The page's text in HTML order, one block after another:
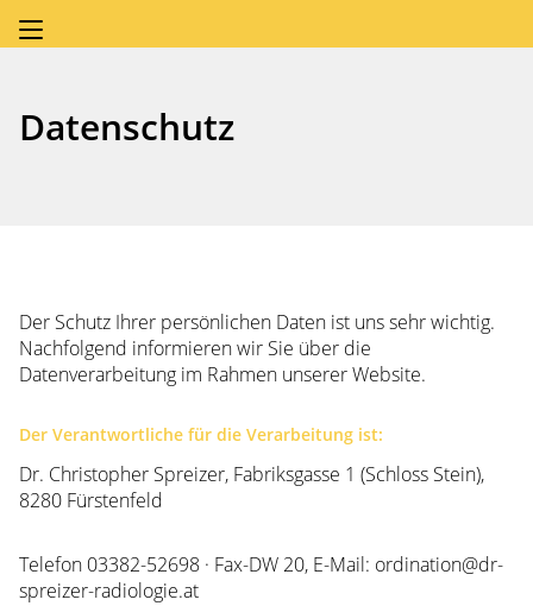
Datenschutz
Der Schutz Ihrer persönlichen Daten ist uns sehr wichtig.
Nachfolgend informieren wir Sie über die
Datenverarbeitung im Rahmen unserer Website.
Der Verantwortliche für die Verarbeitung ist:
Dr. Christopher Spreizer, Fabriksgasse 1 (Schloss Stein),
8280 Fürstenfeld
Telefon 03382-52698 · Fax-DW 20, E-Mail: ordination@dr-
spreizer-radiologie.at